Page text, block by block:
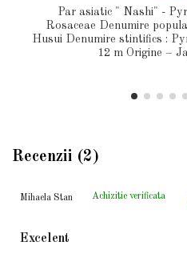
Par asiatic " Nashi" -
Rosaceae Denumire
Husui Denumire stintifics :
12 m Origine –
Recenzii (2)
Mihaela Stan Achizitie verificata
Excelent